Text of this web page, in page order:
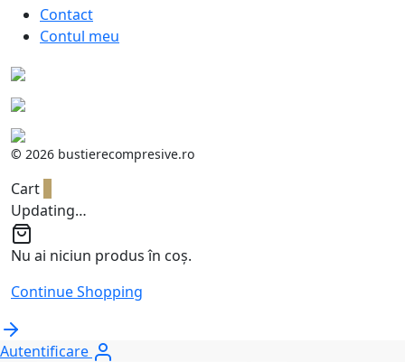
Contact
Contul meu
© 2026 bustierecompresive.ro
Cart
Updating…
Nu ai niciun produs în coș.
Continue Shopping
Autentificare